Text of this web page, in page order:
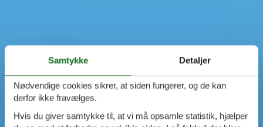
Samtykke Detaljer
Nødvendige cookies sikrer, at siden fungerer, og de kan
derfor ikke fravælges.
Hvis du giver samtykke til, at vi må opsamle statistik, hjælper